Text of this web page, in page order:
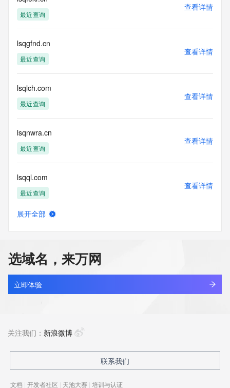
最近查询
查看详情
lsqgfnd.cn
最近查询
查看详情
lsqlch.com
最近查询
查看详情
lsqnwra.cn
最近查询
查看详情
lsqql.com
最近查询
查看详情
lsqtyx.com
最近查询
查看详情
最近查询
展开全部
选域名，来万网
立即体验
关注我们： 新浪微博
联系我们
文档 | 开发者社区 | 天池大赛 | 培训与认证